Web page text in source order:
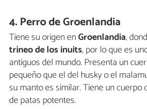
4. Perro de Groenlandia
Tiene su origen enGroenlandia,
trineo de los inuits, por lo que es
antiguos del mundo. Presenta un
pequeño que el del husky o el
su manto es similar. Tiene un
de patas potentes.